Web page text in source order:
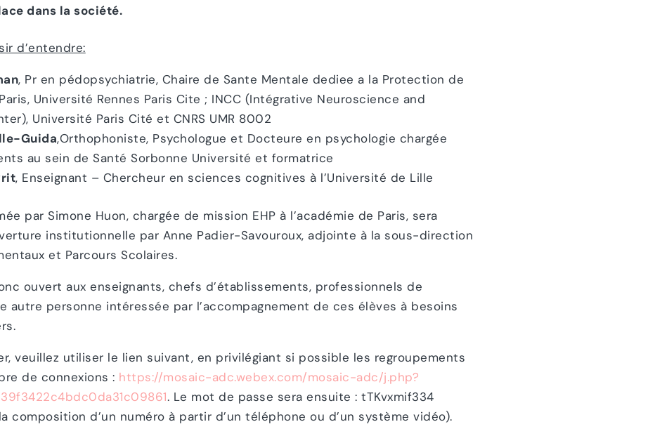
dans la société.
d’entendre:
, Pr en pédopsychiatrie, Chaire de Sante Mentale dediee a la Protection de
Université Rennes Paris Cite ; INCC (Intégrative Neuroscience and
Université Paris Cité et CNRS UMR 8002
Guida,Orthophoniste, Psychologue et Docteure en psychologie chargée
au sein de Santé Sorbonne Université et formatrice
, Enseignant – Chercheur en sciences cognitives à l’Université de Lille
par Simone Huon, chargée de mission EHP à l’académie de Paris, sera
institutionnelle par Anne Padier-Savouroux, adjointe à la sous-direction
et Parcours Scolaires.
ouvert aux enseignants, chefs d’établissements, professionnels de
autre personne intéressée par l’accompagnement de ces élèves à besoins
veuillez utiliser le lien suivant, en privilégiant si possible les regroupements
de connexions : https://mosaic-adc.webex.com/mosaic-adc/j.php?
. Le mot de passe sera ensuite : tTKvxmif334
composition d’un numéro à partir d’un téléphone ou d’un système vidéo).